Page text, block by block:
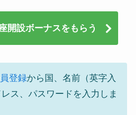
開設ボーナスをもらう
登録から国、名前（英字入
ス、パスワードを入力しま